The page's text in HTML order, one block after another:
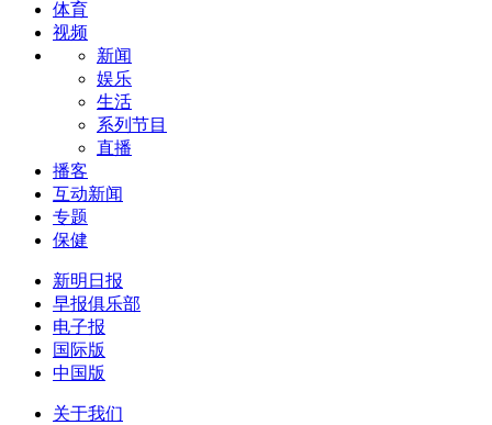
体育
视频
新闻
娱乐
生活
系列节目
直播
播客
互动新闻
专题
保健
新明日报
早报俱乐部
电子报
国际版
中国版
关于我们